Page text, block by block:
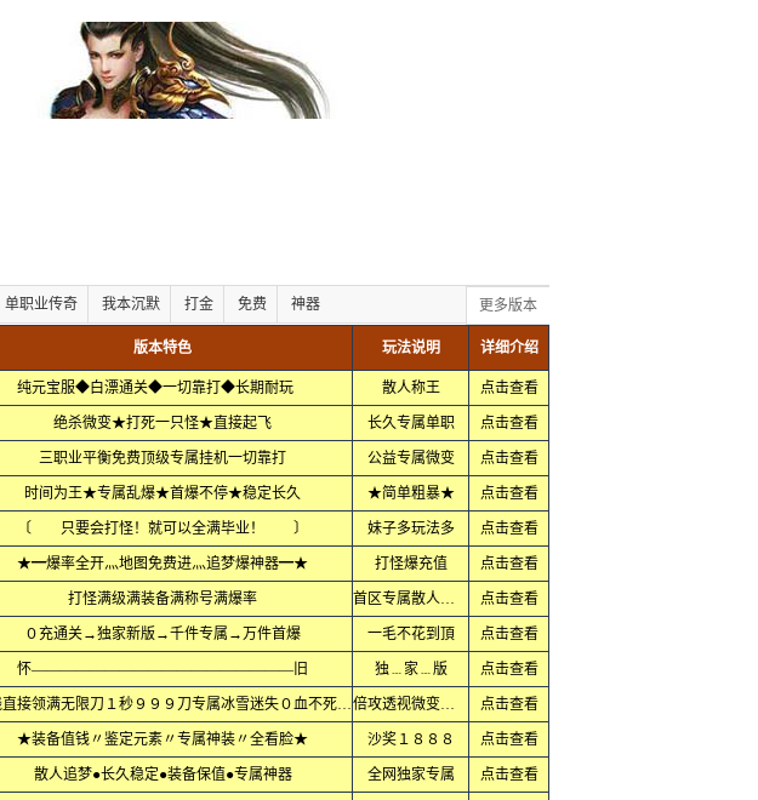
单职业传奇 我本沉默 打金 免费 神器 更多版本
版本特色 玩法说明 详细介绍
纯元宝服◆白漂通关◆一切靠打◆长期耐玩 散人称王 点击查看
绝杀微变★打死一只怪★直接起飞 长久专属单职 点击查看
三职业平衡免费顶级专属挂机一切靠打 公益专属微变 点击查看
时间为王★专属乱爆★首爆不停★稳定长久 ★简单粗暴★ 点击查看
〔 只要会打怪！就可以全满毕业！ 〕 妹子多玩法多 点击查看
★━爆率全开灬地图免费进灬追梦爆神器━★ 打怪爆充值 点击查看
打怪满级满装备满称号满爆率 首区专属散人火爆 点击查看
０充通关→独家新版→千件专属→万件首爆 一毛不花到頂 点击查看
怀——————————————————旧 独﹍家﹍版 点击查看
上线直接领满无限刀１秒９９９刀专属冰雪迷失０血不死大极品 倍攻透视微变火龙 点击查看
★装备值钱〃鉴定元素〃专属神装〃全看脸★ 沙奖１８８８ 点击查看
散人追梦●长久稳定●装备保值●专属神器 全网独家专属 点击查看